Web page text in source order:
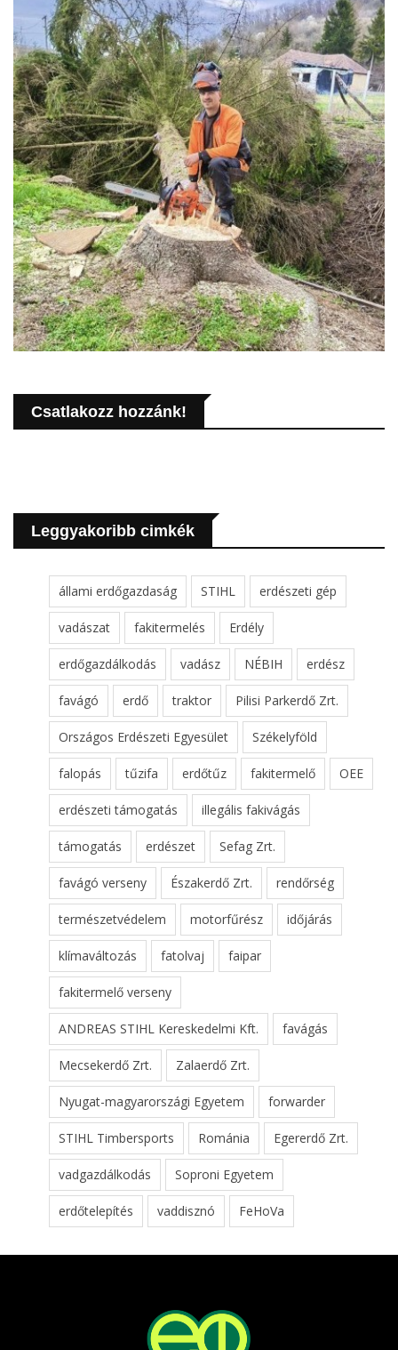
Csatlakozz hozzánk!
Leggyakoribb cimkék
állami erdőgazdaság STIHL erdészeti gép
vadászat fakitermelés Erdély
erdőgazdálkodás vadász NÉBIH erdész
favágó erdő traktor Pilisi Parkerdő Zrt.
Országos Erdészeti Egyesület Székelyföld
falopás tűzifa erdőtűz fakitermelő OEE
erdészeti támogatás illegális fakivágás
támogatás erdészet Sefag Zrt.
favágó verseny Északerdő Zrt. rendőrség
természetvédelem motorfűrész időjárás
klímaváltozás fatolvaj faipar
fakitermelő verseny
ANDREAS STIHL Kereskedelmi Kft. favágás
Mecsekerdő Zrt. Zalaerdő Zrt.
Nyugat-magyarországi Egyetem forwarder
STIHL Timbersports Románia Egererdő Zrt.
vadgazdálkodás Soproni Egyetem
erdőtelepítés vaddisznó FeHoVa